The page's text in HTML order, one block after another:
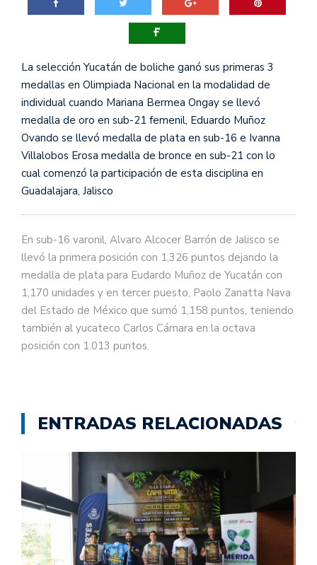
La selección Yucatán de boliche ganó sus primeras 3
medallas en Olimpiada Nacional en la modalidad de
individual cuando Mariana Bermea Ongay se llevó
medalla de oro en sub-21 femenil, Eduardo Muñoz
Ovando se llevó medalla de plata en sub-16 e Ivanna
Villalobos Erosa medalla de bronce en sub-21 con lo
cual comenzó la participación de esta disciplina en
Guadalajara, Jalisco
En sub-16 varonil, Alvaro Alcocer Barrón de Jalisco se
llevó la primera posición con 1,326 puntos dejando la
medalla de plata para Eudardo Muñoz de Yucatán con
1,170 unidades y en tercer puesto, Paolo Zanatta Nava
del Estado de México que sumó 1,158 puntos, teniendo
también al yucateco Carlos Cámara en la octava
posición con 1.013 puntos.
ENTRADAS RELACIONADAS